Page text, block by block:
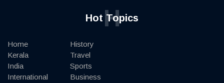
Hot Topics
H
Home
Kerala
India
International
History
Travel
Sports
Business